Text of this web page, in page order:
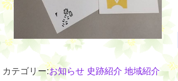
カテゴリー:お知らせ 史跡紹介 地域紹介